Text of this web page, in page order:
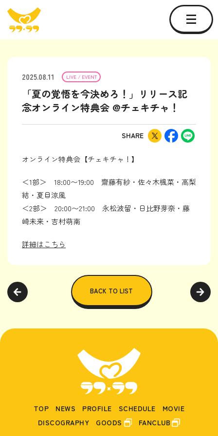
2025.08.11 LIVE / EVENT
「夏の覚悟を今決めろ！」リリース記
念オンライン特典会 @チェキチャ！
SHARE
オンライン特典会【チェキチャ！】
＜1部＞ 18:00〜19:00 齋藤有紗・佐々木楓菜・高梨
結・夏目涼風
＜2部＞ 20:00〜21:00 永松波留・日比野芽奈・藤
崎未来・吉村萌南
詳細はこちら
BACK TO LIST
TOP NEWS PROFILE SCHEDULE
MOVIE
DISCOGRAPHY
GOODS FANCLUB